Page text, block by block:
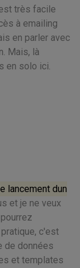
très facile
à emailing
en parler avec
Mais, là
en solo ici.
lancement dun
et je ne veux
c'est
de données
et templates